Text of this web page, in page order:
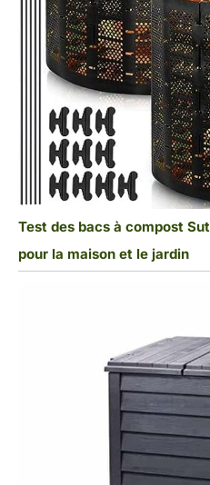
Test des bacs à compost
pour la maison et le jardin